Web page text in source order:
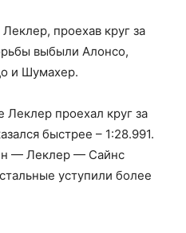
проехав круг за
выбыли Алонсо,
и Шумахер.
Леклер проехал круг за
быстрее – 1:28.991.
— Леклер — Сайнс
уступили более